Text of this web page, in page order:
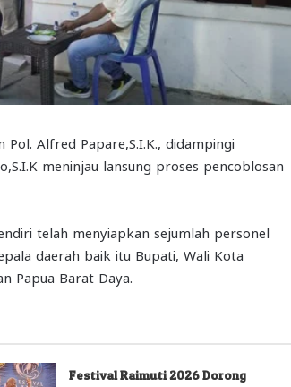
Pol. Alfred Papare,S.I.K., didampingi
meninjau lansung proses pencoblosan
telah menyiapkan sejumlah personel
daerah baik itu Bupati, Wali Kota
Papua Barat Daya.
Festival Raimuti 2026 Dorong